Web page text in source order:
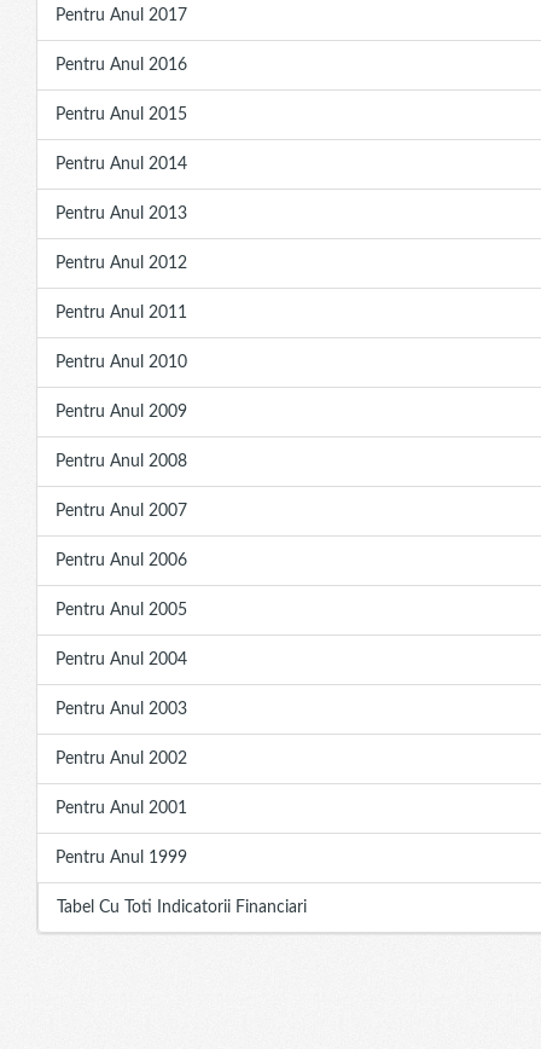
Pentru Anul 2017
Pentru Anul 2016
Pentru Anul 2015
Pentru Anul 2014
Pentru Anul 2013
Pentru Anul 2012
Pentru Anul 2011
Pentru Anul 2010
Pentru Anul 2009
Pentru Anul 2008
Pentru Anul 2007
Pentru Anul 2006
Pentru Anul 2005
Pentru Anul 2004
Pentru Anul 2003
Pentru Anul 2002
Pentru Anul 2001
Pentru Anul 1999
Tabel Cu Toti Indicatorii Financiari